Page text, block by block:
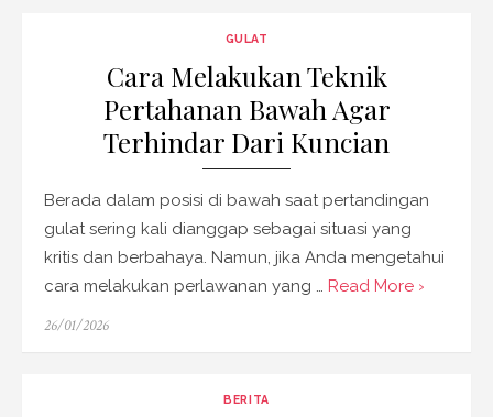
GULAT
Cara Melakukan Teknik
Pertahanan Bawah Agar
Terhindar Dari Kuncian
Berada dalam posisi di bawah saat pertandingan
gulat sering kali dianggap sebagai situasi yang
kritis dan berbahaya. Namun, jika Anda mengetahui
cara melakukan perlawanan yang … Read More ›
Posted
26/01/2026
BERITA